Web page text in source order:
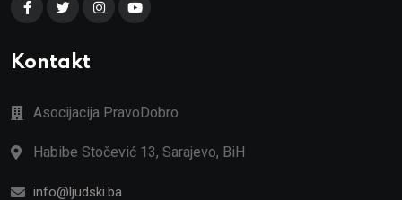
Kontakt
Asocijacija PravoDobro
Habibe Stočević 13, Sarajevo, BiH
info@ljudski.ba